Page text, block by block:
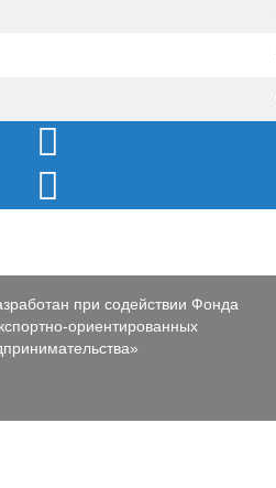
при содействии Фонда
ориентированных